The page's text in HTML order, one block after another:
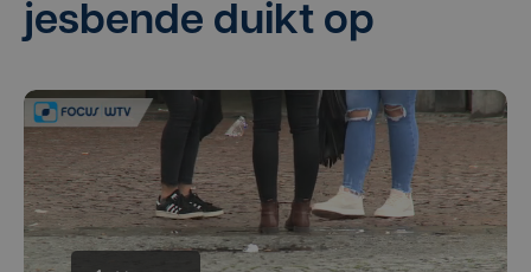
jes­ben­de duikt op